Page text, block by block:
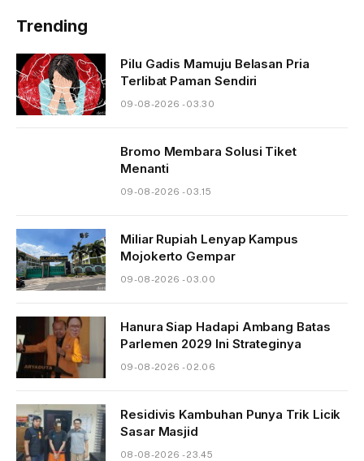
Trending
Pilu Gadis Mamuju Belasan Pria
Terlibat Paman Sendiri
09-08-2026 - 03.30
Bromo Membara Solusi Tiket
Menanti
09-08-2026 - 03.15
Miliar Rupiah Lenyap Kampus
Mojokerto Gempar
09-08-2026 - 03.00
Hanura Siap Hadapi Ambang Batas
Parlemen 2029 Ini Strateginya
09-08-2026 - 02.06
Residivis Kambuhan Punya Trik Licik
Sasar Masjid
08-08-2026 - 23.45